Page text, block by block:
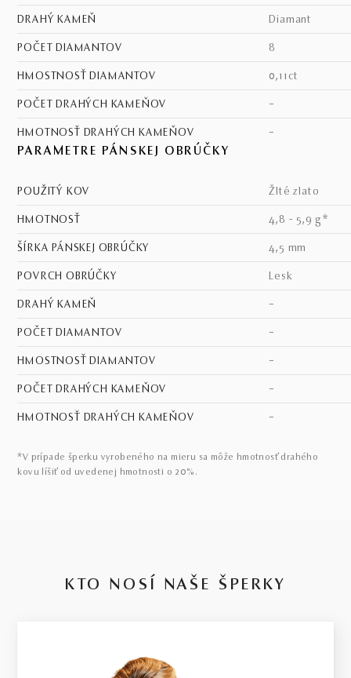
DRAHÝ KAMEŇ diamant
POČET DIAMANTOV 8
HMOSTNOSŤ DIAMANTOV 0,11ct
POČET DRAHÝCH KAMEŇOV –
HMOTNOSŤ DRAHÝCH KAMEŇOV –
PARAMETRE PÁNSKEJ OBRÚČKY
POUŽITÝ KOV žlté zlato
HMOTNOSŤ 4,8 - 5,9 g*
ŠÍRKA PÁNSKEJ OBRÚČKY 4,5 mm
POVRCH OBRÚČKY lesk
DRAHÝ KAMEŇ –
POČET DIAMANTOV –
HMOSTNOSŤ DIAMANTOV –
POČET DRAHÝCH KAMEŇOV –
HMOTNOSŤ DRAHÝCH KAMEŇOV –
*V prípade šperku vyrobeného na mieru sa môže hmotnosť drahého
kovu líšiť od uvedenej hmotnosti o 20%.
KTO NOSÍ NAŠE ŠPERKY